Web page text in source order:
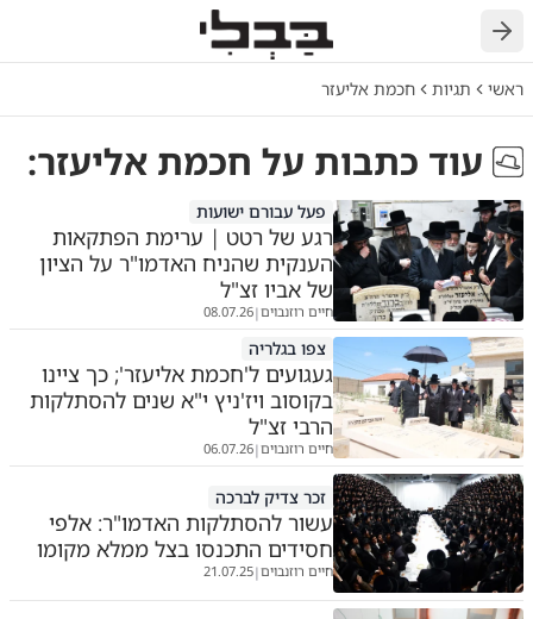
חזרה
ראשי תגיות חכמת אליעזר
עוד כתבות על חכמת אליעזר:
פעל עבורם ישועות
רגע של רטט | ערימת הפתקאות
הענקית שהניח האדמו"ר על הציון
של אביו זצ"ל
חיים רוזנבוים|
08.07.26
צפו בגלריה
געגועים ל'חכמת אליעזר'; כך ציינו
בקוסוב ויז'ניץ י"א שנים להסתלקות
הרבי זצ"ל
חיים רוזנבוים|
06.07.26
זכר צדיק לברכה
עשור להסתלקות האדמו"ר: אלפי
חסידים התכנסו בצל ממלא מקומו
חיים רוזנבוים|
21.07.25